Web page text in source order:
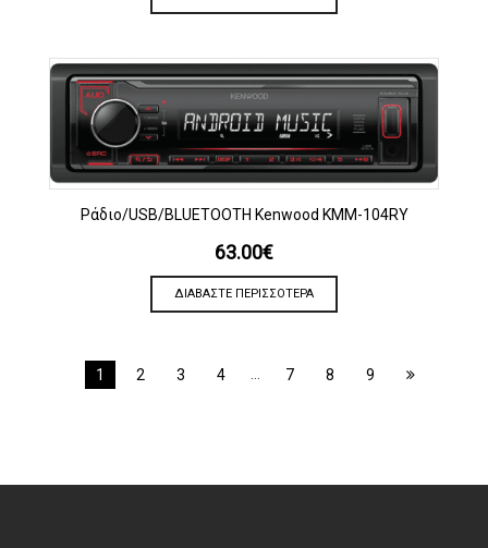
Ράδιο/USB/BLUETOOTH Kenwood KMM-104RY
63.00€
ΔΙΑΒΆΣΤΕ ΠΕΡΙΣΣΌΤΕΡΑ
1 2 3 4 … 7 8 9